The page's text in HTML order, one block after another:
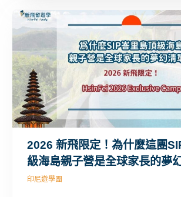
2026 新飛限定！為什麼這團
級海島親子營是全球家長的夢
印尼遊學團